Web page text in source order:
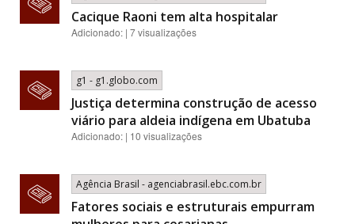
Cacique Raoni tem alta hospitalar
Adicionado: | 7 visualizações
g1 - g1.globo.com
Justiça determina construção de acesso
viário para aldeia indígena em Ubatuba
Adicionado: | 10 visualizações
Agência Brasil - agenciabrasil.ebc.com.br
Fatores sociais e estruturais empurram